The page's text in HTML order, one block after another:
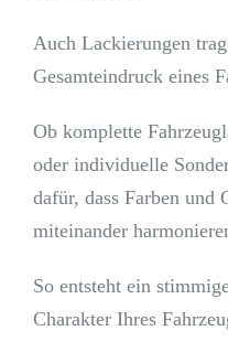
Auch Lackierungen
Gesamteindruck eines
Ob komplette
oder individuelle
dafür, dass Farben und
miteinander
So entsteht ein
Charakter Ihres